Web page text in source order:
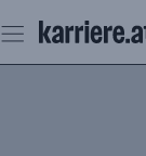
Seiteninhalt
springen